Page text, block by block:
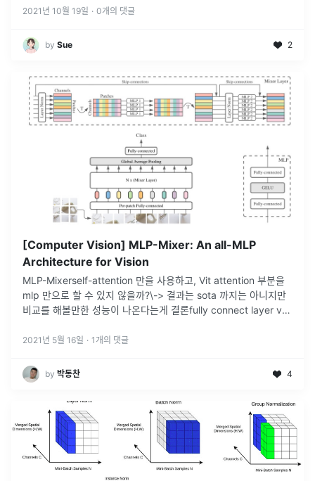
2021년 10월 19일 · 0개의 댓글
by Sue 2
[Computer Vision] MLP-Mixer: An all-MLP
Architecture for Vision
MLP-Mixerself-attention 만을 사용하고, Vit attention 부분을
mlp 만으로 할 수 있지 않을까?\-> 결과는 sota 까지는 아니지만
비교를 해볼만한 성능이 나온다는게 결론fully connect layer vs
2021년 5월 16일 · 1 개의 댓글
by 박동찬 4